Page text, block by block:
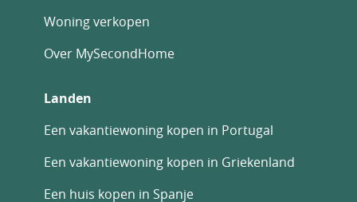
Woning verkopen
Over MySecondHome
Landen
Een vakantiewoning kopen in Portugal
Een vakantiewoning kopen in Griekenland
Een huis kopen in Spanje